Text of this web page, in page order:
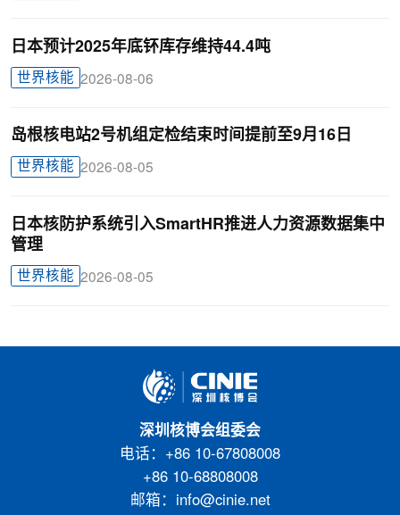
日本预计2025年底钚库存维持44.4吨
世界核能 2026-08-06
岛根核电站2号机组定检结束时间提前至9月16日
世界核能 2026-08-05
日本核防护系统引入SmartHR推进人力资源数据集中
管理
世界核能 2026-08-05
深圳核博会组委会
电话：+86 10-67808008
+86 10-68808008
邮箱：info@cinie.net